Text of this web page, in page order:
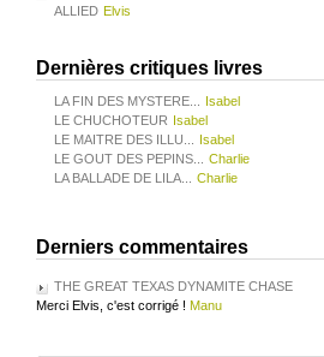
ALLIED Elvis
Dernières critiques livres
LA FIN DES MYSTERE...
Isabel
LE CHUCHOTEUR Isabel
LE MAITRE DES ILLU...
Isabel
LE GOUT DES PEPINS...
Charlie
LA BALLADE DE LILA...
Charlie
Derniers commentaires
THE GREAT TEXAS DYNAMITE CHASE
Merci Elvis, c'est corrigé ! Manu